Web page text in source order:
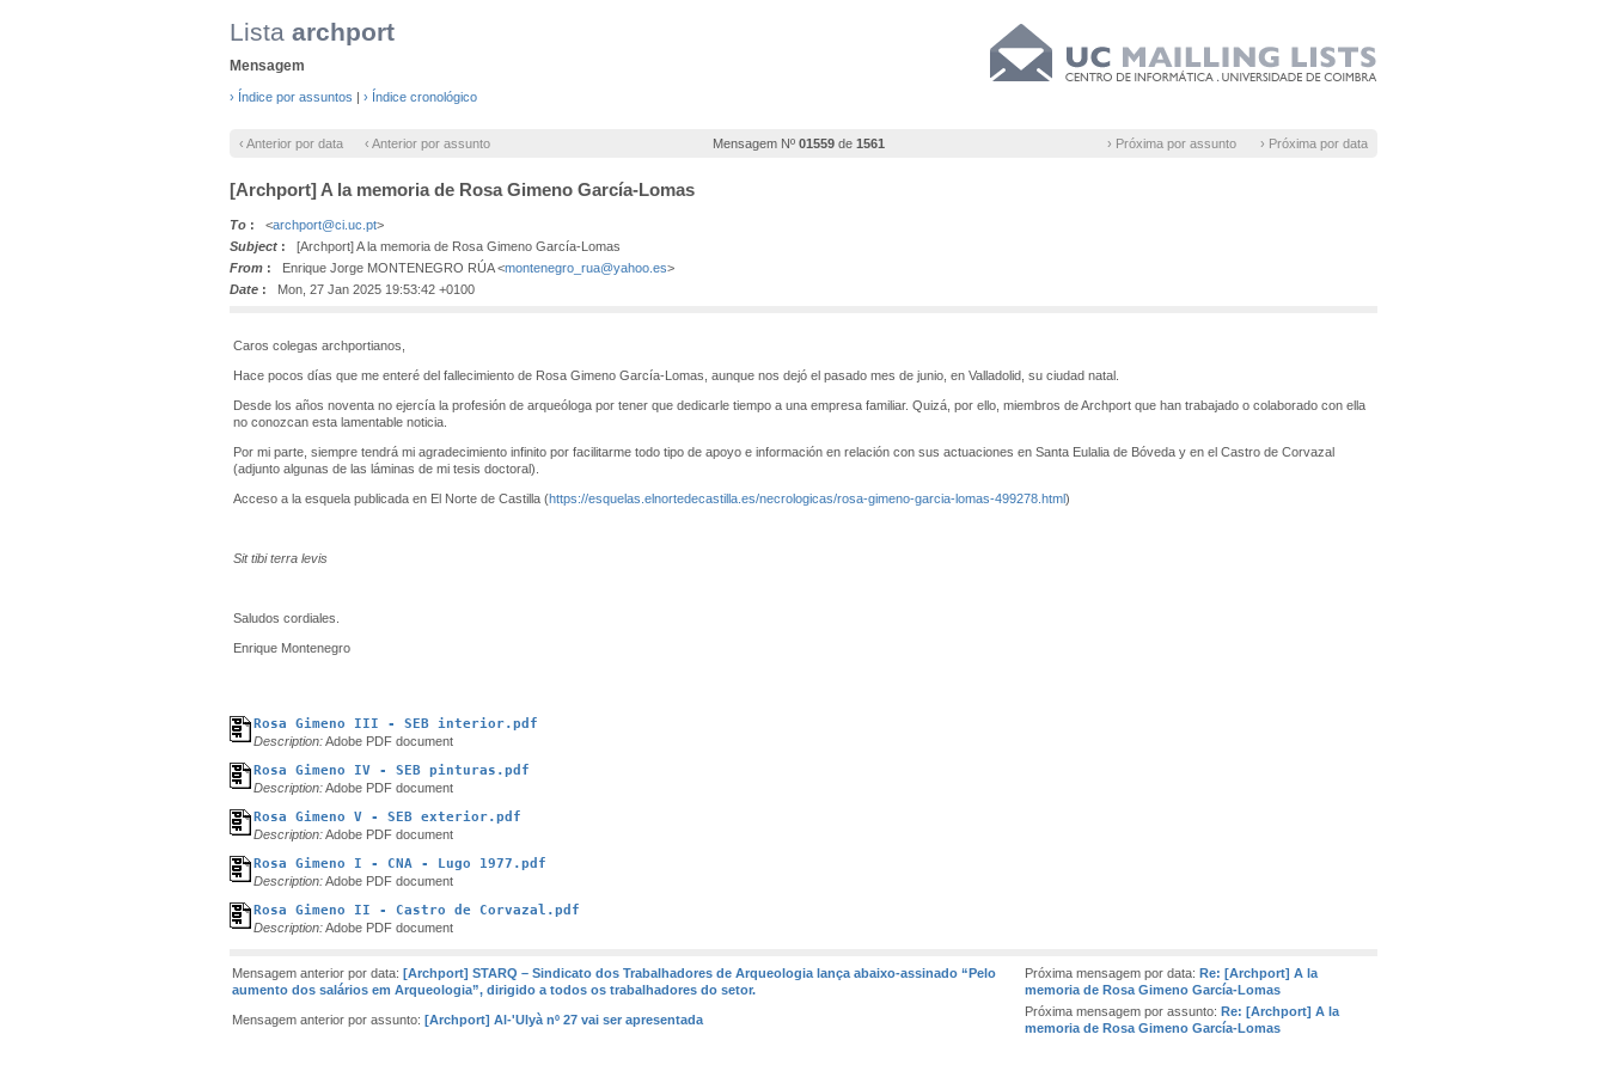
Lista archport
Mensagem
› Índice por assuntos | › Índice cronológico
‹ Anterior por data ‹ Anterior por assunto Mensagem Nº 01559 de 1561 › Próxima por assunto › Próxima por data
[Archport] A la memoria de Rosa Gimeno García-Lomas
To : <archport@ci.uc.pt>
Subject : [Archport] A la memoria de Rosa Gimeno García-Lomas
From : Enrique Jorge MONTENEGRO RÚA <montenegro_rua@yahoo.es>
Date : Mon, 27 Jan 2025 19:53:42 +0100
Caros colegas archportianos,
Hace pocos días que me enteré del fallecimiento de Rosa Gimeno García-Lomas, aunque nos dejó el pasado mes de junio, en Valladolid, su ciudad natal.
Desde los años noventa no ejercía la profesión de arqueóloga por tener que dedicarle tiempo a una empresa familiar. Quizá, por ello, miembros de Archport que han trabajado o colaborado con ella
no conozcan esta lamentable noticia.
Por mi parte, siempre tendrá mi agradecimiento infinito por facilitarme todo tipo de apoyo e información en relación con sus actuaciones en Santa Eulalia de Bóveda y en el Castro de Corvazal
(adjunto algunas de las láminas de mi tesis doctoral).
Acceso a la esquela publicada en El Norte de Castilla (https://esquelas.elnortedecastilla.es/necrologicas/rosa-gimeno-garcia-lomas-499278.html)
Sit tibi terra levis
Saludos cordiales.
Enrique Montenegro
Rosa Gimeno III - SEB interior.pdf
Description:Adobe PDF document
Rosa Gimeno IV - SEB pinturas.pdf
Description:Adobe PDF document
Rosa Gimeno V - SEB exterior.pdf
Description:Adobe PDF document
Rosa Gimeno I - CNA - Lugo 1977.pdf
Description:Adobe PDF document
Rosa Gimeno II - Castro de Corvazal.pdf
Description:Adobe PDF document
Mensagem anterior por data: [Archport] STARQ – Sindicato dos Trabalhadores de Arqueologia lança abaixo-assinado “Pelo
aumento dos salários em Arqueologia”, dirigido a todos os trabalhadores do setor.
Próxima mensagem por data: Re: [Archport] A la
memoria de Rosa Gimeno García-Lomas
Mensagem anterior por assunto: [Archport] Al-'Ulyà nº 27 vai ser apresentada
Próxima mensagem por assunto: Re: [Archport] A la
memoria de Rosa Gimeno García-Lomas